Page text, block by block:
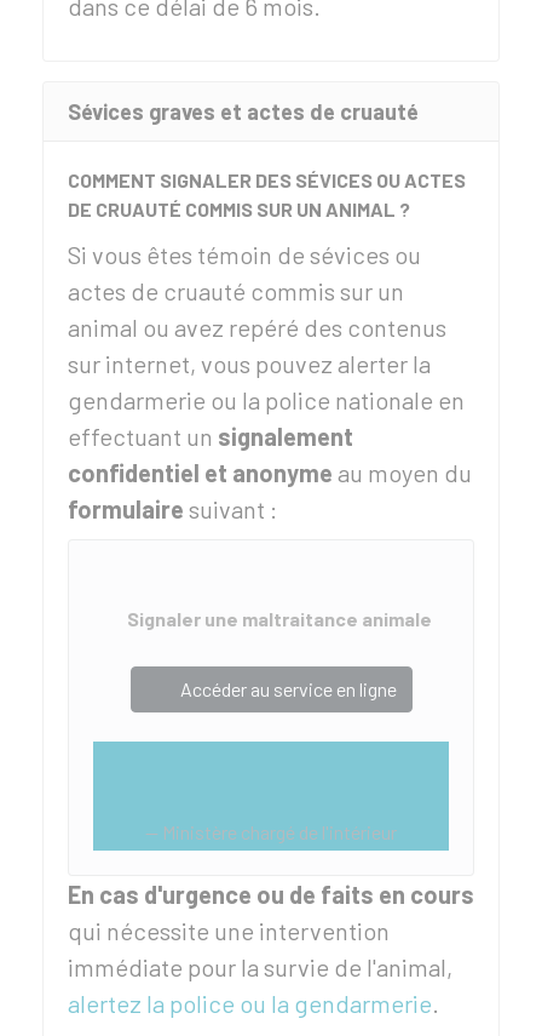
dans ce délai de 6 mois.
Sévices graves et actes de cruauté
COMMENT SIGNALER DES SÉVICES OU ACTES
DE CRUAUTÉ COMMIS SUR UN ANIMAL ?
Si vous êtes témoin de sévices ou
actes de cruauté commis sur un
animal ou avez repéré des contenus
sur internet, vous pouvez alerter la
gendarmerie ou la police nationale en
effectuant un signalement
confidentiel et anonyme au moyen du
formulaire suivant :
Signaler une maltraitance animale
Accéder au service en ligne
Ministère chargé de l'intérieur
En cas d'urgence ou de faits en cours
qui nécessite une intervention
immédiate pour la survie de l'animal,
alertez la police ou la gendarmerie.